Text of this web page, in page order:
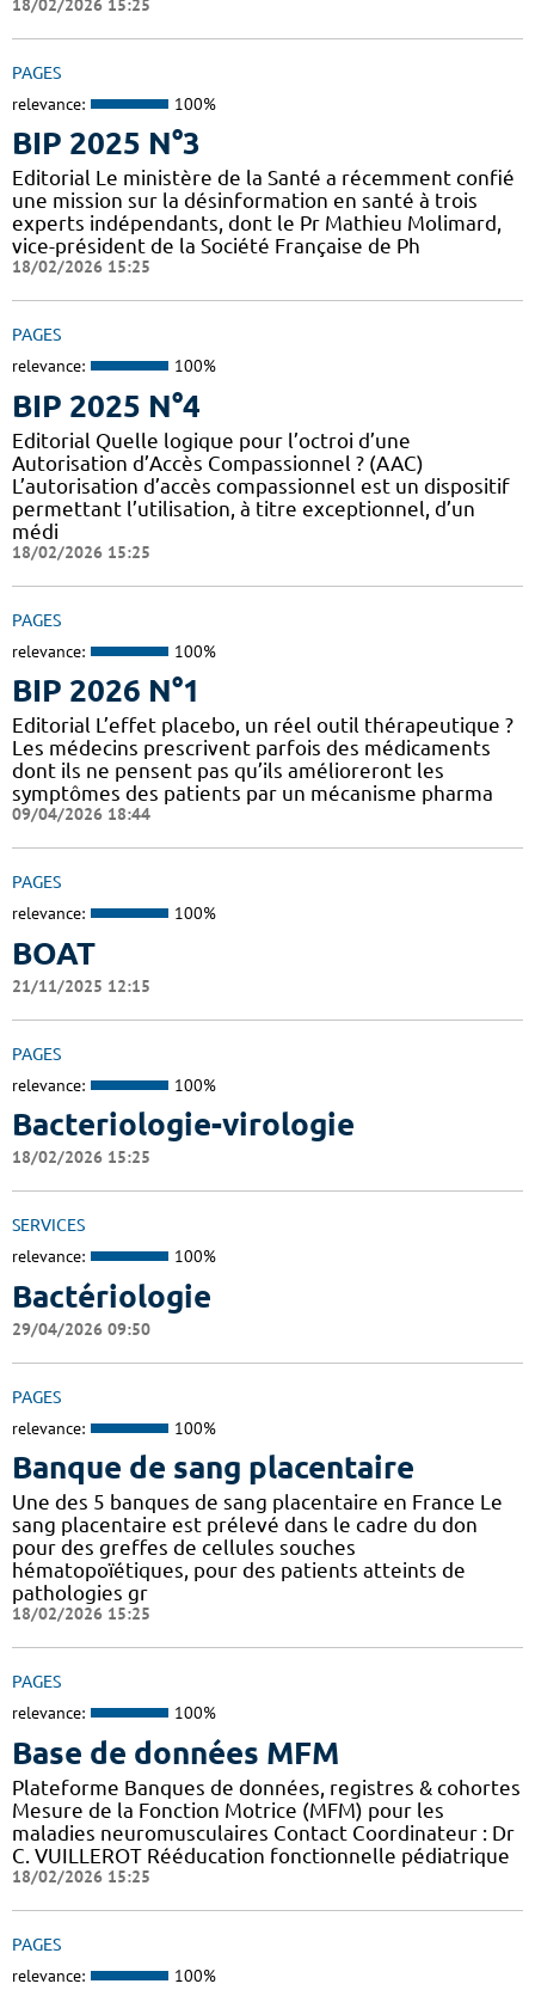
18/02/2026 15:25
PAGES
relevance: 100%
BIP 2025 N°3
Editorial Le ministère de la Santé a récemment confié
une mission sur la désinformation en santé à trois
experts indépendants, dont le Pr Mathieu Molimard,
vice-président de la Société Française de Ph
18/02/2026 15:25
PAGES
relevance: 100%
BIP 2025 N°4
Editorial Quelle logique pour l’octroi d’une
Autorisation d’Accès Compassionnel ? (AAC)
L’autorisation d’accès compassionnel est un dispositif
permettant l’utilisation, à titre exceptionnel, d’un
médi
18/02/2026 15:25
PAGES
relevance: 100%
BIP 2026 N°1
Editorial L’effet placebo, un réel outil thérapeutique ?
Les médecins prescrivent parfois des médicaments
dont ils ne pensent pas qu’ils amélioreront les
symptômes des patients par un mécanisme pharma
09/04/2026 18:44
PAGES
relevance: 100%
BOAT
21/11/2025 12:15
PAGES
relevance: 100%
Bacteriologie-virologie
18/02/2026 15:25
SERVICES
relevance: 100%
Bactériologie
29/04/2026 09:50
PAGES
relevance: 100%
Banque de sang placentaire
Une des 5 banques de sang placentaire en France Le
sang placentaire est prélevé dans le cadre du don
pour des greffes de cellules souches
hématopoïétiques, pour des patients atteints de
pathologies gr
18/02/2026 15:25
PAGES
relevance: 100%
Base de données MFM
Plateforme Banques de données, registres & cohortes
Mesure de la Fonction Motrice (MFM) pour les
maladies neuromusculaires Contact Coordinateur : Dr
C. VUILLEROT Rééducation fonctionnelle pédiatrique
18/02/2026 15:25
PAGES
relevance: 100%